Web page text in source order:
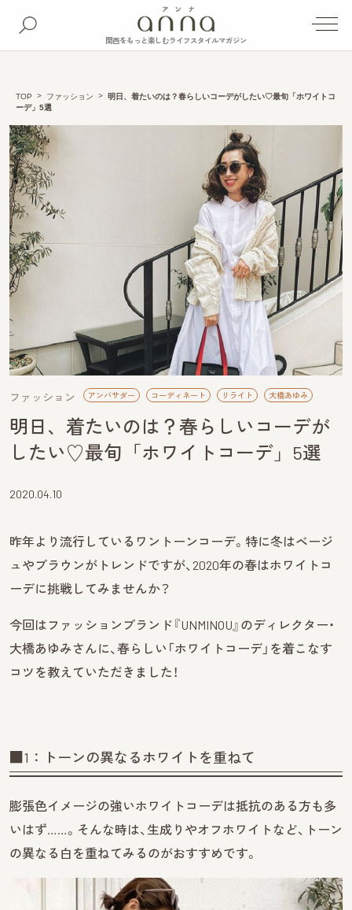
関西をもっと楽しむライフスタイルマガジン
TOP ファッション
明日、着たいのは？春らしいコーデがしたい♡最旬「ホワイトコ
ーデ」5選
ファッション アンバサダー コーディネート リライト 大橋あゆみ
明日、着たいのは？春らしいコーデが
したい♡最旬「ホワイトコーデ」5選
2020.04.10
昨年より流行しているワントーンコーデ。特に冬はベージ
ュやブラウンがトレンドですが、2020年の春はホワイトコ
ーデに挑戦してみませんか？
今回はファッションブランド『UNMINOU』のディレクター・
大橋あゆみさんに、春らしい「ホワイトコーデ」を着こなす
コツを教えていただきました！
■1：トーンの異なるホワイトを重ねて
膨張色イメージの強いホワイトコーデは抵抗のある方も多
いはず……。そんな時は、生成りやオフホワイトなど、トーン
の異なる白を重ねてみるのがおすすめです。